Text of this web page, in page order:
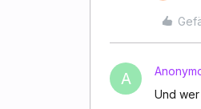
A
Und